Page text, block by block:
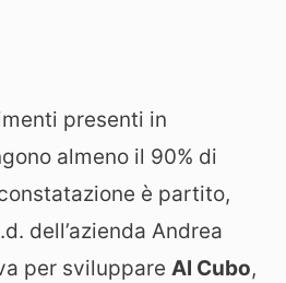
presenti in
almeno il 90% di
è partito,
dell’azienda Andrea
per sviluppare Al Cubo,